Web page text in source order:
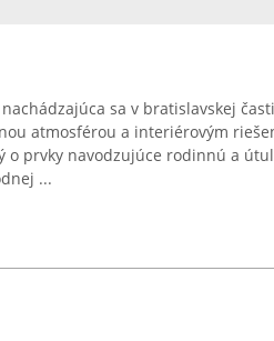
sa v bratislavskej
atmosférou a interiérovým
o prvky navodzujúce rodinnú a
...